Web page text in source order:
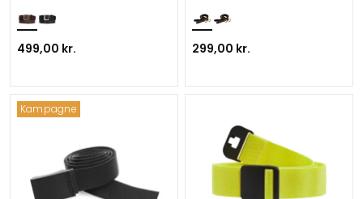
499,00 kr. 299,00 kr.
Kampagne